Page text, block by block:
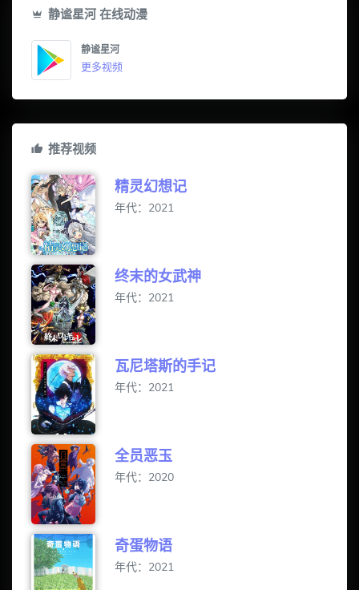
静谧星河 在线动漫
静谧星河
更多视频
推荐视频
精灵幻想记
年代：2021
终末的女武神
年代：2021
瓦尼塔斯的手记
年代：2021
全员恶玉
年代：2020
奇蛋物语
年代：2021